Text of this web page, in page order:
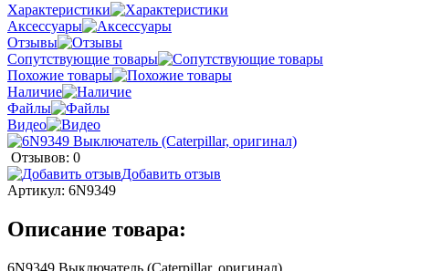
Характеристики
Аксессуары
Отзывы
Сопутствующие товары
Похожие товары
Наличие
Файлы
Видео
Отзывов: 0
Добавить отзыв
Артикул: 6N9349
Описание товара:
6N9349 Выключатель (Caterpillar, оригинал)